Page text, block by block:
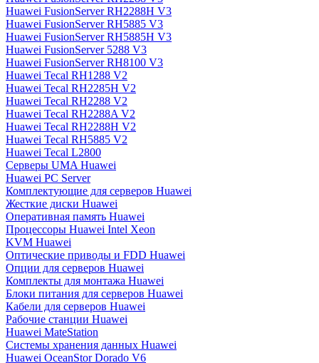
Huawei FusionServer RH2288H V3
Huawei FusionServer RH5885 V3
Huawei FusionServer RH5885H V3
Huawei FusionServer 5288 V3
Huawei FusionServer RH8100 V3
Huawei Tecal RH1288 V2
Huawei Tecal RH2285H V2
Huawei Tecal RH2288 V2
Huawei Tecal RH2288A V2
Huawei Tecal RH2288H V2
Huawei Tecal RH5885 V2
Huawei Tecal L2800
Серверы UMA Huawei
Huawei PC Server
Комплектующие для серверов Huawei
Жесткие диски Huawei
Оперативная память Huawei
Процессоры Huawei Intel Xeon
KVM Huawei
Оптические приводы и FDD Huawei
Опции для серверов Huawei
Комплекты для монтажа Huawei
Блоки питания для серверов Huawei
Кабели для серверов Huawei
Рабочие станции Huawei
Huawei MateStation
Системы хранения данных Huawei
Huawei OceanStor Dorado V6